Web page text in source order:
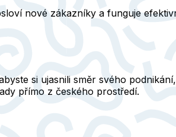
nové zákazníky a funguje
si ujasnili směr svého podnikání,
přímo z českého prostředí.